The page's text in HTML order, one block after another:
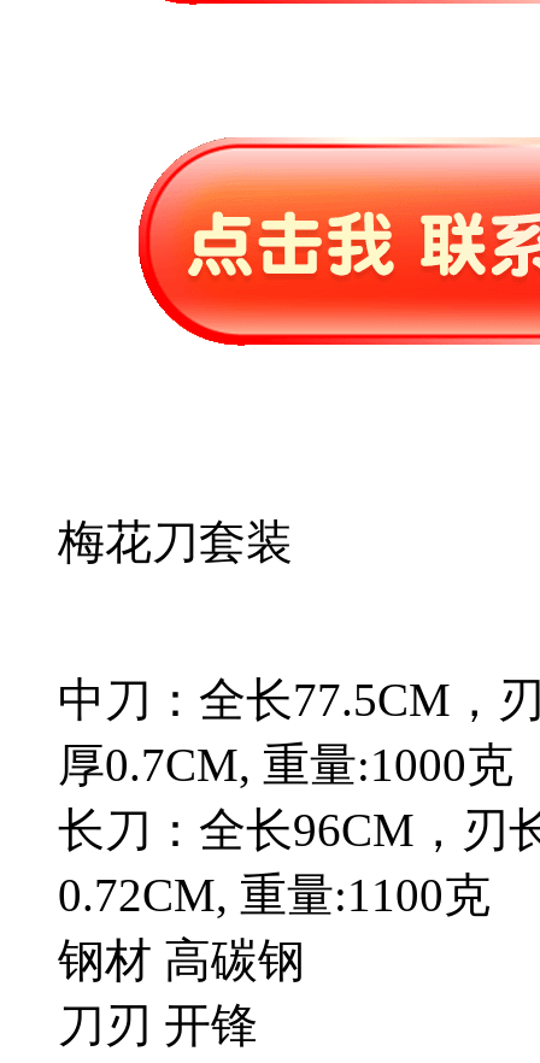
梅花刀套装
中刀：全长77.5CM，
厚0.7CM, 重量:1000克
长刀：全长96CM，刃
0.72CM, 重量:1100克
钢材 高碳钢
刀刃 开锋